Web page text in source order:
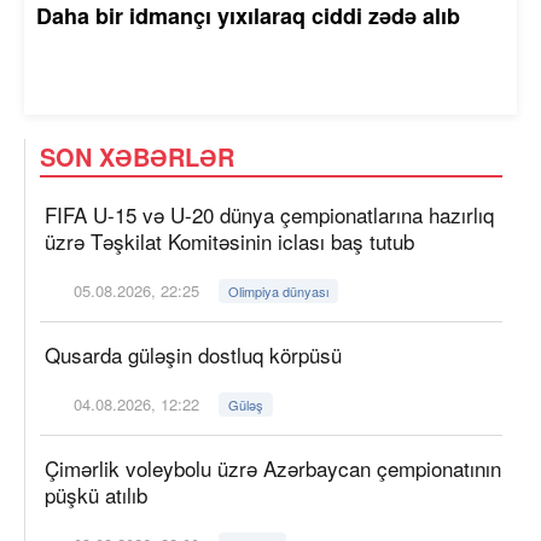
Daha bir idmançı yıxılaraq ciddi zədə alıb
SON XƏBƏRLƏR
FIFA U-15 və U-20 dünya çempionatlarına hazırlıq
üzrə Təşkilat Komitəsinin iclası baş tutub
05.08.2026, 22:25 Olimpiya dünyası
Qusarda güləşin dostluq körpüsü
04.08.2026, 12:22 Güləş
Çimərlik voleybolu üzrə Azərbaycan çempionatının
püşkü atılıb